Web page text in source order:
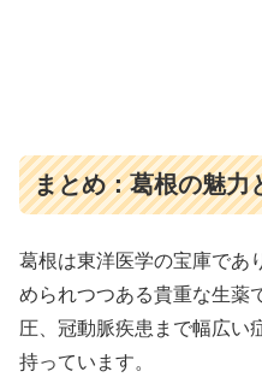
まとめ：葛根の魅力
葛根は東洋医学の宝庫であ
められつつある貴重な生薬
圧、冠動脈疾患まで幅広い
持っています。